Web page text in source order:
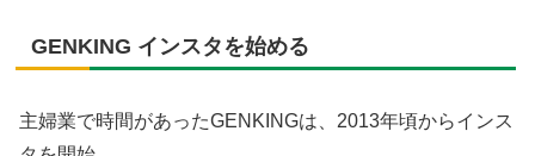
GENKING インスタを始める
主婦業で時間があったGENKINGは、2013年頃からインス